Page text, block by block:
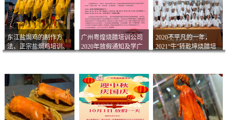
东江盐焗鸡的制作方
法、正宗盐焗鸡培训、
广州粤煌烧腊培训公司
2020年放假通知及学广
2020不平凡的一年，
2021“牛”转乾坤烧腊培